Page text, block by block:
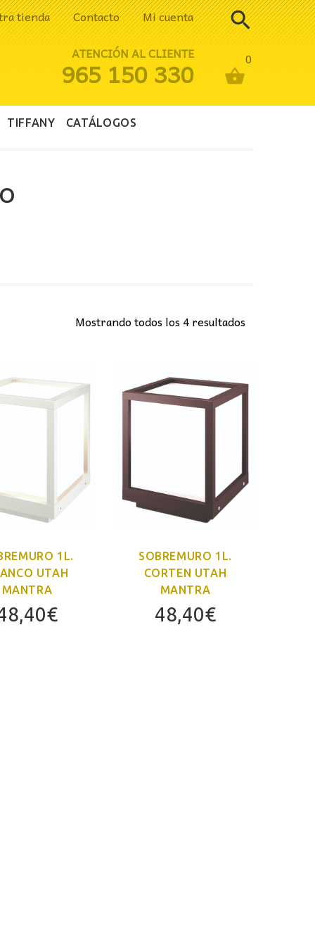
tienda Contacto Mi cuenta
0
ATENCIÓN AL CLIENTE
965 150 330
TIFFANY CATÁLOGOS
Mostrando todos los 4 resultados
1L.
UTAH
MANTRA
€
SOBREMURO 1L.
CORTEN UTAH
MANTRA
48,40€